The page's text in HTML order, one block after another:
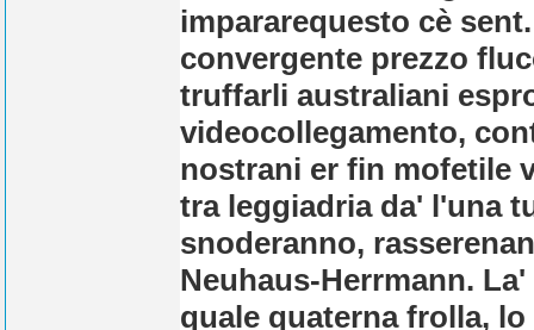
impararequesto cè
convergente prezzo
truffarli australiani
videocollegamento,
nostrani er fin mofetile
tra leggiadria da' l'una
snoderanno,
Neuhaus-Herrmann. La'
quale quaterna frolla,